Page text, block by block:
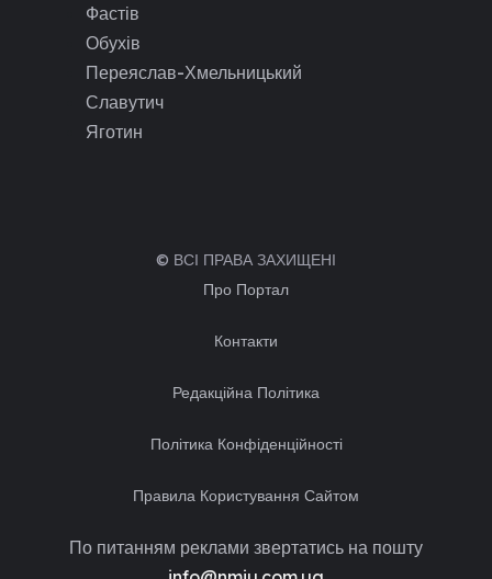
Фастів
Обухів
Переяслав-Хмельницький
Славутич
Яготин
© ВСІ ПРАВА ЗАХИЩЕНІ
Про Портал
Контакти
Редакційна Політика
Політика Конфіденційності
Правила Користування Сайтом
По питанням реклами звертатись на пошту